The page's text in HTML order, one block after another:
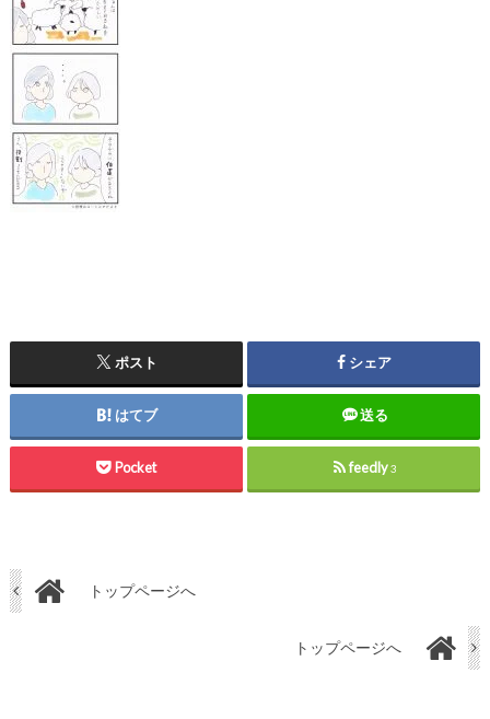
ポスト シェア
はてブ 送る
Pocket feedly3
トップページへ
トップページへ